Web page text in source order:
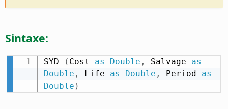
Sintaxe:
SYD ( Cost as Double , Salvage as
Double , Life as Double , Period as
Double )